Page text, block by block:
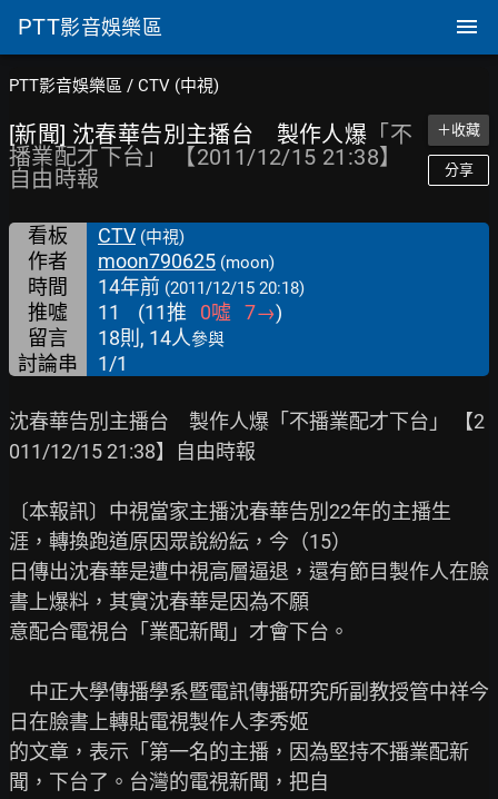
PTT影音娛樂區
PTT影音娛樂區 / CTV (中視)
[新聞] 沈春華告別主播台 製作人爆 「不
播業配才下台」 【2011/12/15 21:38】
自由時報
＋收藏
分享
看板 CTV (中視)
作者 moon790625 (moon)
時間 14年前 (2011/12/15 20:18)
推噓 11 (11推 0噓 7→)
留言
18則, 14人參與
討論串 1/1
沈春華告別主播台　製作人爆「不播業配才下台」 【2
011/12/15 21:38】自由時報
〔本報訊〕中視當家主播沈春華告別22年的主播生
涯，轉換跑道原因眾說紛紜，今（15）
日傳出沈春華是遭中視高層逼退，還有節目製作人在臉
書上爆料，其實沈春華是因為不願
意配合電視台「業配新聞」才會下台。
中正大學傳播學系暨電訊傳播研究所副教授管中祥今
日在臉書上轉貼電視製作人李秀姬
的文章，表示「第一名的主播，因為堅持不播業配新
聞，下台了。台灣的電視新聞，把自